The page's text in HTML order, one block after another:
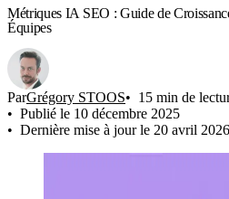
Métriques IA SEO : Guide de
Équipes
ParGrégory STOOS
15 min de
Publié le 10 décembre 2025
Dernière mise à jour le 20 avril 2026